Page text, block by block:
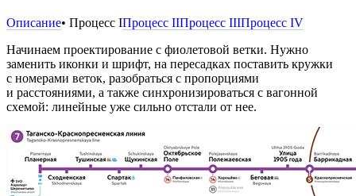
Описание• Процесс IПроцесс IIПроцесс IIIПроцесс IV
Начинаем проектирование с фиолетовой ветки. Нужно
заменить иконки и шрифт, на пересадках поставить кружки
с номерами веток, разобраться с пропорциями
и расстояниями, а также синхронизироваться с вагонной
схемой: линейные уже сильно отстали от нее.